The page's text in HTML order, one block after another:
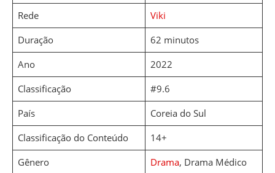
Rede
Viki
Duração
62 minutos
Ano
2022
Classificação
#9.6
País
Coreia do Sul
Classificação do Conteúdo
14+
Gênero
Drama, Drama Médico